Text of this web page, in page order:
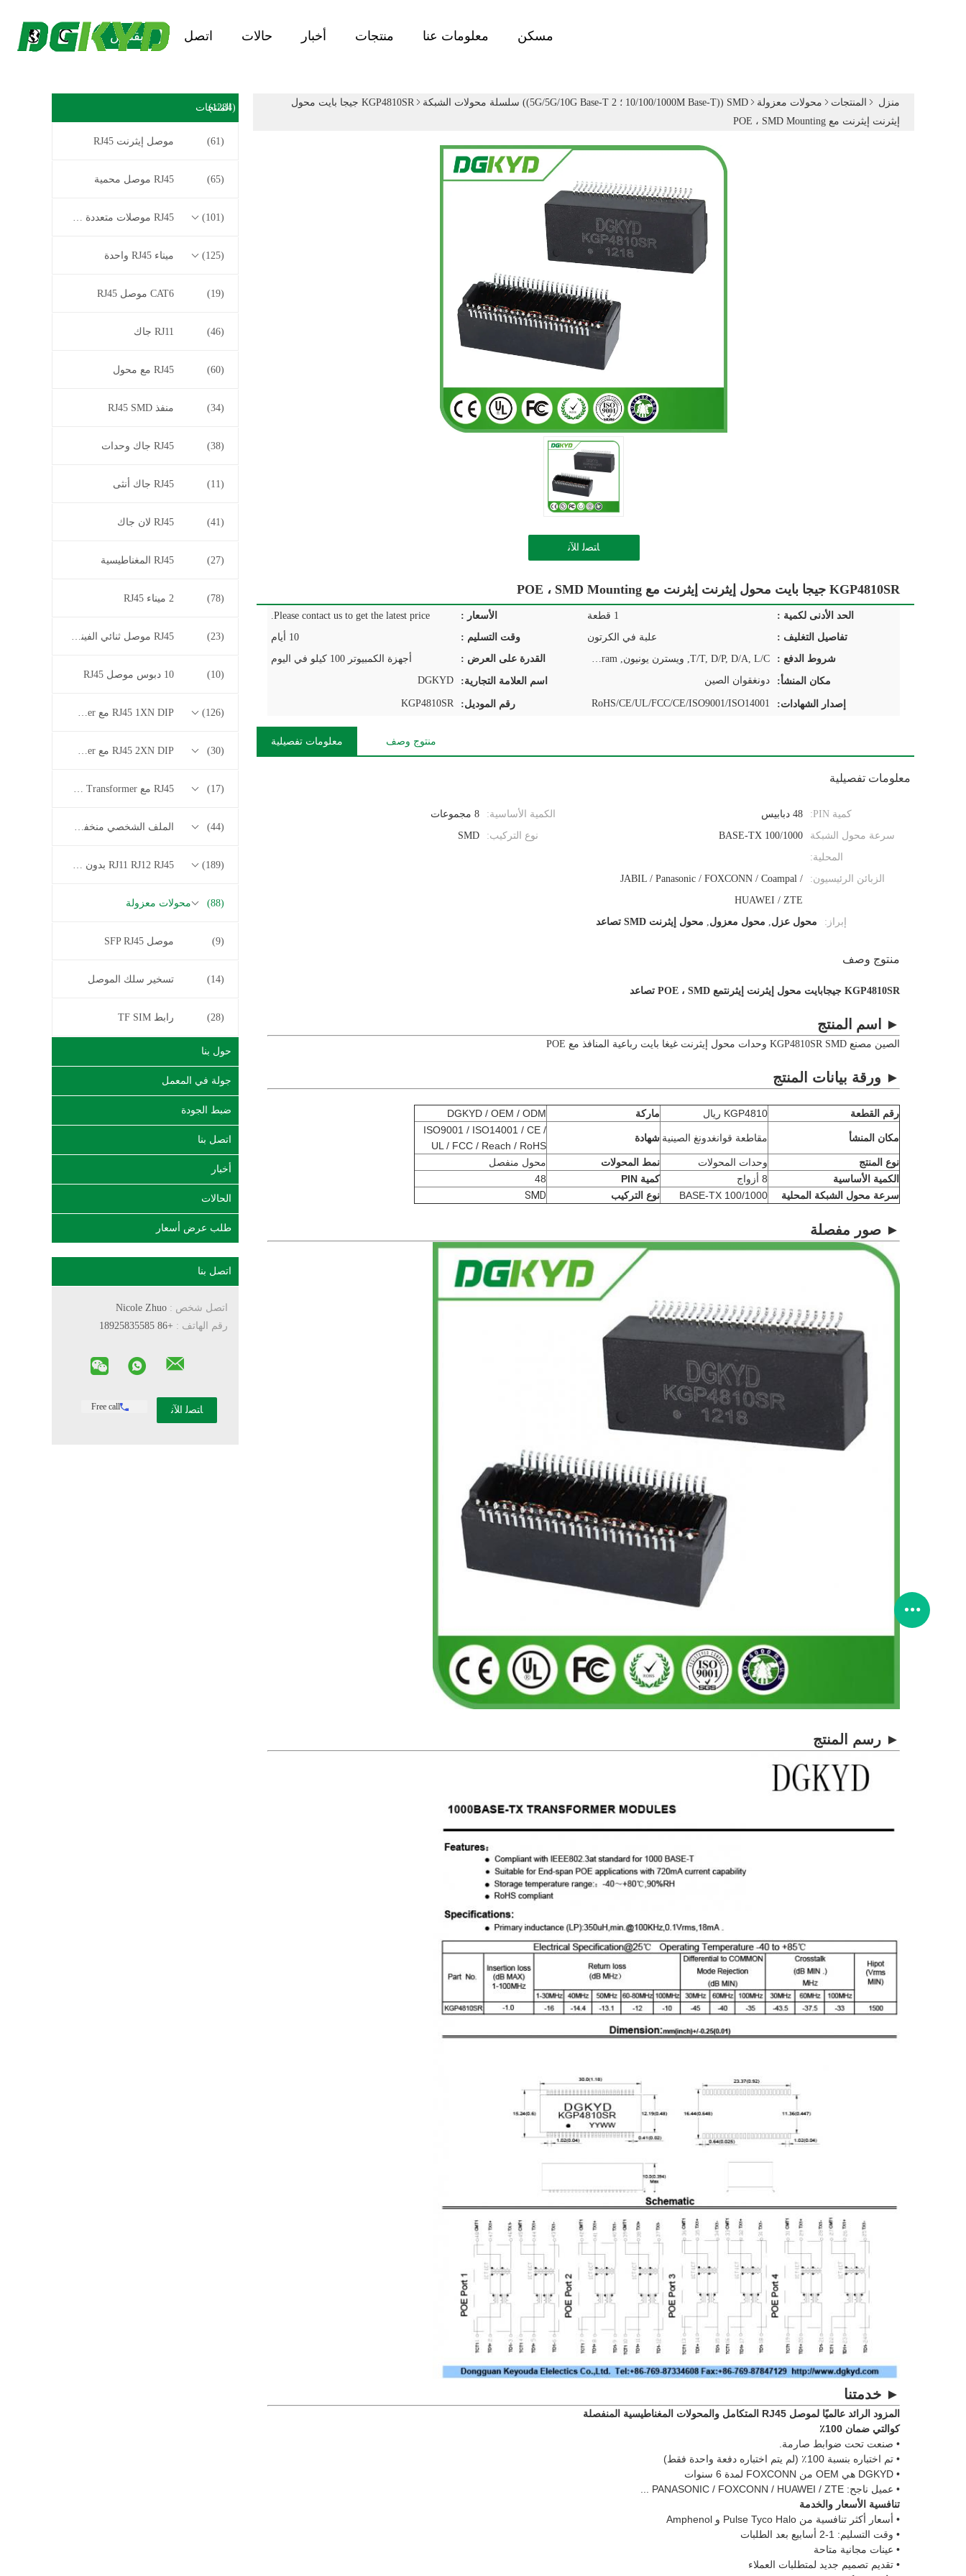
مسكن معلومات عنا منتجات أخبار حالات اتصل يقتبس
المنتجات(1284)
موصل إيثرنت RJ45 (61)
RJ45 موصل محمية (65)
RJ45 موصلات متعددة الموصل (101)
ميناء RJ45 واحدة (125)
CAT6 موصل RJ45 (19)
RJ11 جاك (46)
RJ45 مع محول (60)
منفذ RJ45 SMD (34)
RJ45 جاك وحدات (38)
RJ45 جاك أنثى (11)
RJ45 لان جاك (41)
RJ45 المغناطيسية (27)
2 ميناء RJ45 (78)
RJ45 موصل ثنائي الفينيل متعدد الكلور (23)
10 دبوس موصل RJ45 (10)
RJ45 1XN DIP مع 10/100/1000M Base-T Series Transformer (126)
RJ45 2XN DIP مع 10/100/1000M Base-T Series Transformer (30)
RJ45 مع 2.5G / 5G / 10G Base-T Series Transformer (17)
الملف الشخصي منخفض RJ45 (44)
RJ11 RJ12 RJ45 بدون سلسلة المحولات (189)
محولات معزولة (88)
موصل SFP RJ45 (9)
تسخير سلك الموصل (14)
رابط TF SIM (28)
حول بنا
جولة في المعمل
ضبط الجودة
اتصل بنا
أخبار
الحالات
طلب عرض أسعار
اتصل بنا
اتصل شخص :
رقم الهاتف : +86 18925835585
Free call
منزل المنتجات محولات معزولة SMD ((10/100/1000M Base-T ؛ 2 5G/5G/10G Base-T)) سلسلة محولات الشبكة
KGP4810SR جيجا بايت محول
إيثرنت إيثرنت مع POE ، SMD Mounting
ﺎﺘﺼﻟ ﺍﻶﻧ
KGP4810SR جيجا بايت محول إيثرنت إيثرنت مع POE ، SMD Mounting
الحد الأدنى لكمية : 1 قطعة الأسعار :
Please contact us to get the latest price.
تفاصيل التغليف :
علبة في الكرتون وقت التسليم :
10 أيام
شروط الدفع :
T/T, D/P, D/A, L/C, ويسترن يونيون, MoneyGram القدرة على العرض : أجهزة الكمبيوتر 100 كيلو في اليوم
مكان المنشأ: دونغقوان الصين اسم العلامة التجارية: DGKYD
إصدار الشهادات: RoHS/CE/UL/FCC/CE/ISO9001/ISO14001 رقم الموديل: KGP4810SR
معلومات تفصيلية منتوج وصف
معلومات تفصيلية
كمية PIN: 48 دبابيس الكمية الأساسية:
8 مجموعات
سرعة محول الشبكة
المحلية:
100/1000 BASE-TX نوع التركيب: SMD
الزبائن الرئيسيون:
JABIL / Panasonic / FOXCONN / Coampal /
HUAWEI / ZTE
إبراز:
محول عزل, محول معزول, محول إيثرنت SMD تصاعد
منتوج وصف
KGP4810SR جيجابايت محول إيثرنت إيثرنت مع POE ، SMD تصاعد
► اسم المنتج
الصين مصنع KGP4810SR SMD وحدات محول إيثرنت غيغا بايت رباعية المنافذ مع POE
► ورقة بيانات المنتج
رقم القطعة KGP4810 ريال ماركة DGKYD / OEM / ODM
مكان المنشأ مقاطعة قوانغدونغ الصينية شهادة
ISO9001 / ISO14001 / CE /
UL / FCC / Reach / RoHS
نوع المنتج
وحدات المحولات نمط المحولات
محول منفصل
الكمية الأساسية
8 أزواج كمية PIN
48
سرعة محول الشبكة المحلية
100/1000 BASE-TX نوع التركيب SMD
► صور مفصلة
► رسم المنتج
► خدمتنا
المزود الرائد عالميًا لموصل RJ45 المتكامل والمحولات المغناطيسية المنفصلة
كوالتي ضمان 100٪
• صنعت تحت ضوابط صارمة.
• تم اختباره بنسبة 100٪ (لم يتم اختباره دفعة واحدة فقط)
• DGKYD هي OEM من FOXCONN لمدة 6 سنوات
• عميل ناجح: PANASONIC / FOXCONN / HUAWEI / ZTE ...
تنافسية الأسعار والخدمة
• أسعار أكثر تنافسية من Pulse Tyco Halo و Amphenol
• وقت التسليم: 1-2 أسابيع بعد الطلبات
• عينات مجانية متاحة
• تقديم تصميم جديد لمتطلبات العملاء